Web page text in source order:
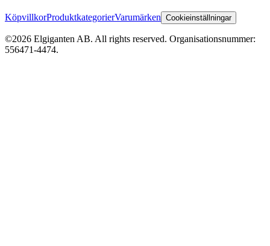
KöpvillkorProduktkategorierVarumärken Cookieinställningar
©2026 Elgiganten AB. All rights reserved. Organisationsnummer:
556471-4474.